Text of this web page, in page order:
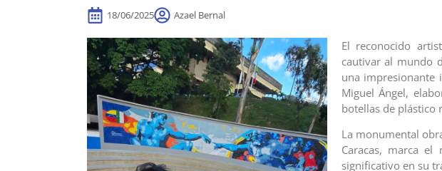
18/06/2025 Azael Bernal
El reconocido
cautivar al mundo
una impresionante
Miguel Ángel,
botellas de plástico
La monumental
Caracas, marca
significativo en su